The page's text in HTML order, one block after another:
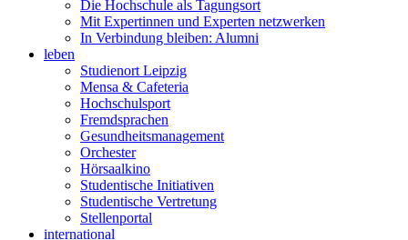
Die Hochschule als Tagungsort
Mit Expertinnen und Experten netzwerken
In Verbindung bleiben: Alumni
leben
Studienort Leipzig
Mensa & Cafeteria
Hochschulsport
Fremdsprachen
Gesundheitsmanagement
Orchester
Hörsaalkino
Studentische Initiativen
Studentische Vertretung
Stellenportal
international